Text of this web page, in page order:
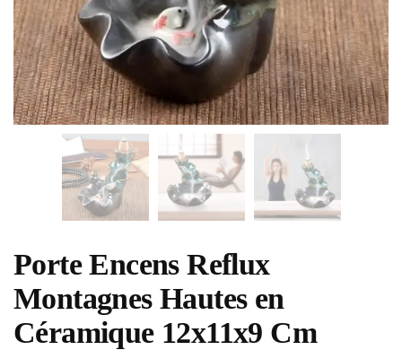
Porte Encens Reflux
Montagnes Hautes en
Céramique 12x11x9 Cm